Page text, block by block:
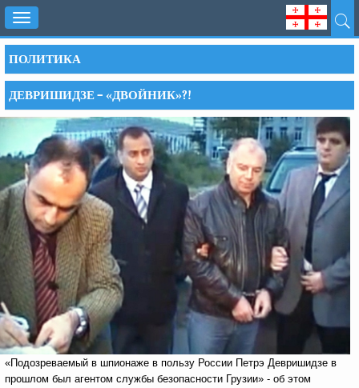
Toggle
navigation
ПОЛИТИКА
ДЕВРИШИДЗЕ – «ДВОЙНИК»?!
«Подозреваемый в шпионаже в пользу России Петрэ Девришидзе в
прошлом был агентом службы безопасности Грузии» - об этом